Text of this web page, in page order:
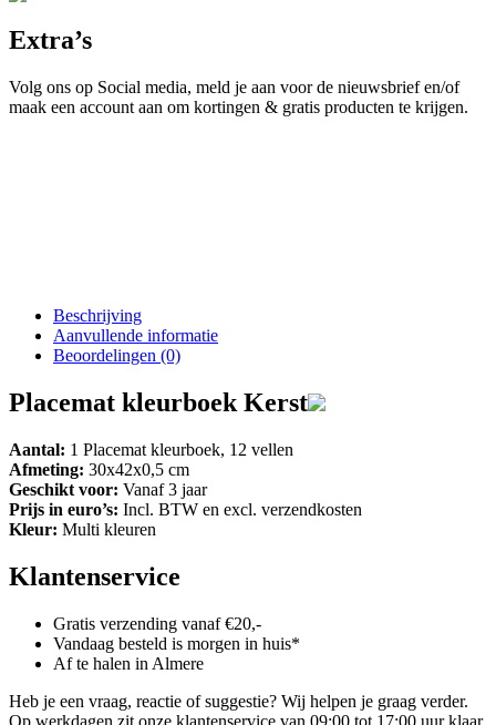
Extra’s
Volg ons op Social media, meld je aan voor de nieuwsbrief en/of
maak een account aan om kortingen & gratis producten te krijgen.
Beschrijving
Aanvullende informatie
Beoordelingen (0)
Placemat kleurboek Kerst
Aantal: 1 Placemat kleurboek, 12 vellen
Afmeting: 30x42x0,5 cm
Geschikt voor: Vanaf 3 jaar
Prijs in euro’s: Incl. BTW en excl. verzendkosten
Kleur: Multi kleuren
Klantenservice
Gratis verzending vanaf €20,-
Vandaag besteld is morgen in huis*
Af te halen in Almere
Heb je een vraag, reactie of suggestie? Wij helpen je graag verder.
Op werkdagen zit onze klantenservice van 09:00 tot 17:00 uur klaar